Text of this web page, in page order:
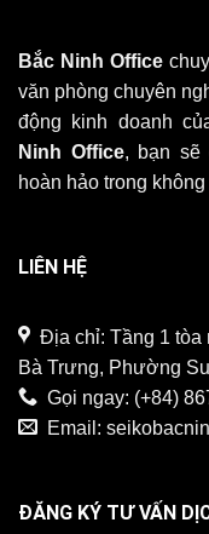
Bắc Ninh Office
văn phòng chuyên
động kinh doanh
Ninh Office, bạn sẽ
hoàn hảo trong
LIÊN HỆ
Địa chỉ: Tầng 1
Bà Trưng, Phường
Gọi ngay: (+84)
Email:
ĐĂNG KÝ TƯ VẤN